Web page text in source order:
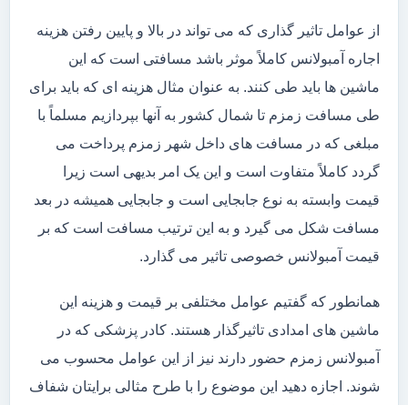
از عوامل تاثیر گذاری که می تواند در بالا و پایین رفتن هزینه
اجاره آمبولانس کاملاً موثر باشد مسافتی است که این
ماشین ها باید طی کنند. به عنوان مثال هزینه ای که باید برای
طی مسافت زمزم تا شمال کشور به آنها بپردازیم مسلماً با
مبلغی که در مسافت های داخل شهر زمزم پرداخت می
گردد کاملاً متفاوت است و این یک امر بدیهی است زیرا
قیمت وابسته به نوع جابجایی است و جابجایی همیشه در بعد
مسافت شکل می گیرد و به این ترتیب مسافت است که بر
قیمت آمبولانس خصوصی تاثیر می گذارد.
همانطور که گفتیم عوامل مختلفی بر قیمت و هزینه این
ماشین های امدادی تاثیرگذار هستند. کادر پزشکی که در
آمبولانس زمزم حضور دارند نیز از این عوامل محسوب می
شوند. اجازه دهید این موضوع را با طرح مثالی برایتان شفاف